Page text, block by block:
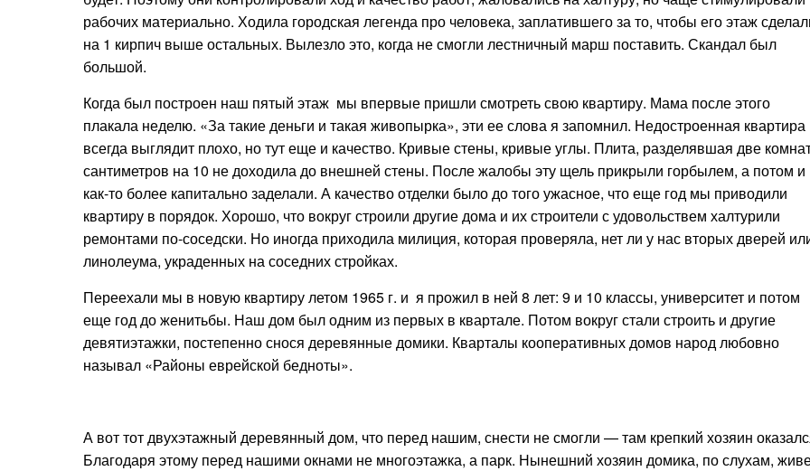
рабочих материально. Ходила городская легенда про человека, заплатившего за то, чтобы его этаж
на 1 кирпич выше остальных. Вылезло это, когда не смогли лестничный марш поставить. Скандал был
большой.
Когда был построен наш пятый этаж мы впервые пришли смотреть свою квартиру. Мама после этого
плакала неделю. «За такие деньги и такая живопырка», эти ее слова я запомнил. Недостроенная квартира
всегда выглядит плохо, но тут еще и качество. Кривые стены, кривые углы. Плита, разделявшая две
сантиметров на 10 не доходила до внешней стены. После жалобы эту щель прикрыли горбылем, а потом и
как-то более капитально заделали. А качество отделки было до того ужасное, что еще год мы приводили
квартиру в порядок. Хорошо, что вокруг строили другие дома и их строители с удовольствем халтурили
ремонтами по-соседски. Но иногда приходила милиция, которая проверяла, нет ли у нас вторых дверей
линолеума, украденных на соседних стройках.
Переехали мы в новую квартиру летом 1965 г. и я прожил в ней 8 лет: 9 и 10 классы, университет и потом
еще год до женитьбы. Наш дом был одним из первых в квартале. Потом вокруг стали строить и другие
девятиэтажки, постепенно снося деревянные домики. Кварталы кооперативных домов народ любовно
называл «Районы еврейской бедноты».
А вот тот двухэтажный деревянный дом, что перед нашим, снести не смогли — там крепкий хозяин
Благодаря этому перед нашими окнами не многоэтажка, а парк. Нынешний хозяин домика, по слухам,